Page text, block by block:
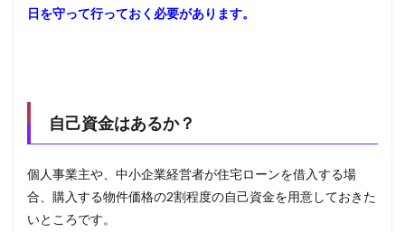
日を守って行っておく必要があります。
自己資金はあるか？
個人事業主や、中小企業経営者が住宅ローンを借入する場
合、購入する物件価格の2割程度の自己資金を用意しておきた
いところです。